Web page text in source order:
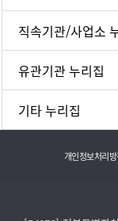
직속기관/사업소
유관기관 누리집
기타 누리집
개인정보처리